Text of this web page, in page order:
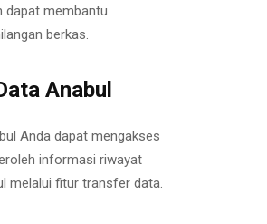
dapat membantu
berkas.
Anabul
Anda dapat mengakses
informasi riwayat
melalui fitur transfer data.